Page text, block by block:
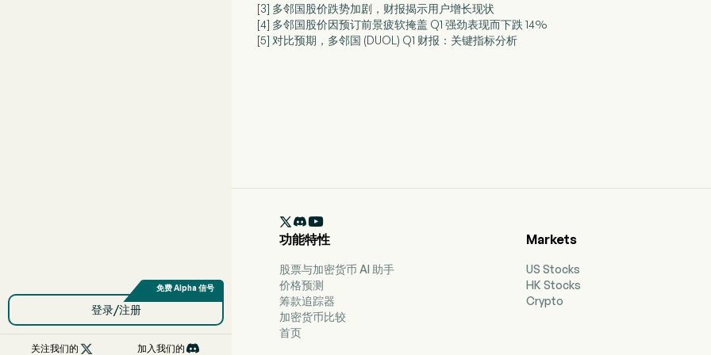
登录/注册
关注我们的  加入我们的
[3] 多邻国股价跌势加剧，财报揭示用户增长现状
[4] 多邻国股价因预订前景疲软掩盖 Q1 强劲表现而下跌 14%
[5] 对比预期，多邻国 (DUOL) Q1 财报：关键指标分析

功能特性
股票与加密货币 AI 助手
价格预测
筹款追踪器
加密货币比较
首页
Markets
US Stocks
HK Stocks
Crypto